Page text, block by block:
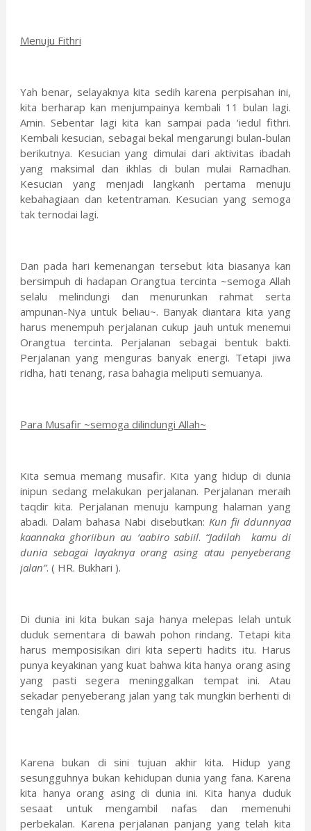
Menuju Fithri
Yah benar, selayaknya kita sedih karena perpisahan ini,
kita berharap kan menjumpainya kembali 11 bulan lagi.
Amin. Sebentar lagi kita kan sampai pada ‘iedul fithri.
Kembali kesucian, sebagai bekal mengarungi bulan-bulan
berikutnya. Kesucian yang dimulai dari aktivitas ibadah
yang maksimal dan ikhlas di bulan mulai Ramadhan.
Kesucian yang menjadi langkanh pertama menuju
kebahagiaan dan ketentraman. Kesucian yang semoga
tak ternodai lagi.
Dan pada hari kemenangan tersebut kita biasanya kan
bersimpuh di hadapan Orangtua tercinta ~semoga Allah
selalu melindungi dan menurunkan rahmat serta
ampunan-Nya untuk beliau~. Banyak diantara kita yang
harus menempuh perjalanan cukup jauh untuk menemui
Orangtua tercinta. Perjalanan sebagai bentuk bakti.
Perjalanan yang menguras banyak energi. Tetapi jiwa
ridha, hati tenang, rasa bahagia meliputi semuanya.
Para Musafir ~semoga dilindungi Allah~
Kita semua memang musafir. Kita yang hidup di dunia
inipun sedang melakukan perjalanan. Perjalanan meraih
taqdir kita. Perjalanan menuju kampung halaman yang
abadi. Dalam bahasa Nabi disebutkan: Kun fii ddunnyaa
kaannaka ghoriibun au ‘aabiro sabiil. “Jadilah kamu di
dunia sebagai layaknya orang asing atau penyeberang
jalan”. ( HR. Bukhari ).
Di dunia ini kita bukan saja hanya melepas lelah untuk
duduk sementara di bawah pohon rindang. Tetapi kita
harus memposisikan diri kita seperti hadits itu. Harus
punya keyakinan yang kuat bahwa kita hanya orang asing
yang pasti segera meninggalkan tempat ini. Atau
sekadar penyeberang jalan yang tak mungkin berhenti di
tengah jalan.
Karena bukan di sini tujuan akhir kita. Hidup yang
sesungguhnya bukan kehidupan dunia yang fana. Karena
kita hanya orang asing di dunia ini. Kita hanya duduk
sesaat untuk mengambil nafas dan memenuhi
perbekalan. Karena perjalanan panjang yang telah kita